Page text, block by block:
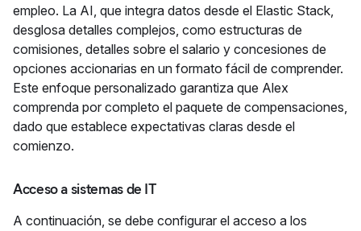
empleo. La AI, que integra datos desde el Elastic Stack,
desglosa detalles complejos, como estructuras de
comisiones, detalles sobre el salario y concesiones de
opciones accionarias en un formato fácil de comprender.
Este enfoque personalizado garantiza que Alex
comprenda por completo el paquete de compensaciones,
dado que establece expectativas claras desde el
comienzo.
Acceso a sistemas de IT
A continuación, se debe configurar el acceso a los